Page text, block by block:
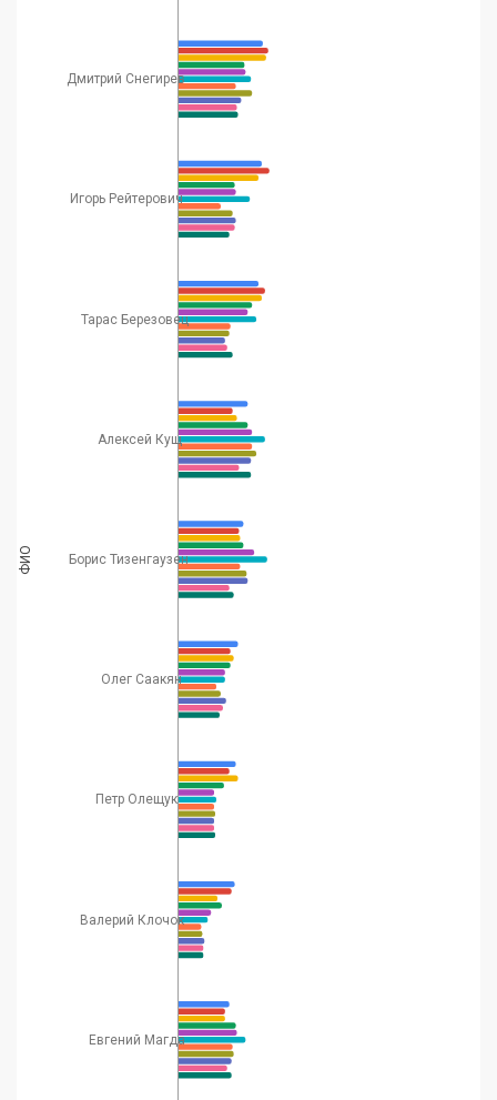
Дмитрий Снегирев
Игорь Рейтерович
Тарас Березовец
Алексей Кущ
Борис Тизенгаузен
Олег Саакян
Петр Олещук
Валерий Клочок
Евгений Магда
ФИО